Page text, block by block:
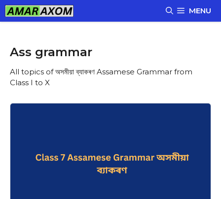
Skip
to
MENU
Ass grammar
All topics of অসমীয়া ব্যাকৰণ Assamese Grammar from
Class I to X